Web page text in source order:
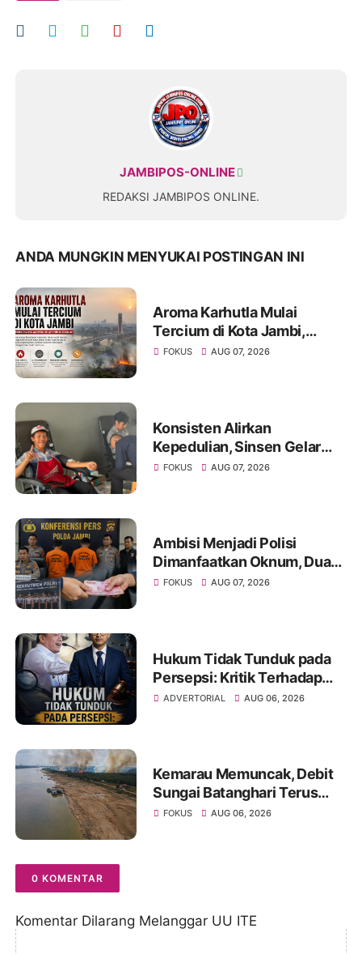
JAMBIPOS-ONLINE
REDAKSI JAMBIPOS ONLINE.
ANDA MUNGKIN MENYUKAI POSTINGAN INI
Aroma Karhutla Mulai
Tercium di Kota Jambi,
Warga Diminta Waspada
FOKUS AUG 07, 2026
Konsisten Alirkan
Kepedulian, Sinsen Gelar
Donor Darah ke-23 dalam
FOKUS AUG 07, 2026
Ambisi Menjadi Polisi
Dimanfaatkan Oknum, Dua
Anggota Polda Jambi Diduga
FOKUS AUG 07, 2026
Hukum Tidak Tunduk pada
Persepsi: Kritik Terhadap
Monopoli Kebenaran oleh
ADVERTORIAL AUG 06, 2026
Kemarau Memuncak, Debit
Sungai Batanghari Terus
Menyusut, Jambi Hadapi
FOKUS AUG 06, 2026
0 KOMENTAR
Komentar Dilarang Melanggar UU ITE